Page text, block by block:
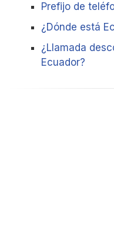
Prefijo de
¿Dónde está
¿Llamada
Ecuador?